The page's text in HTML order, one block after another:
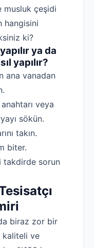
musluk çeşidi
hangisini
ki?
ya da
yapılır?
ana vanadan
veya
sökün.
takın.
biter.
takdirde sorun
biraz zor bir
kaliteli ve